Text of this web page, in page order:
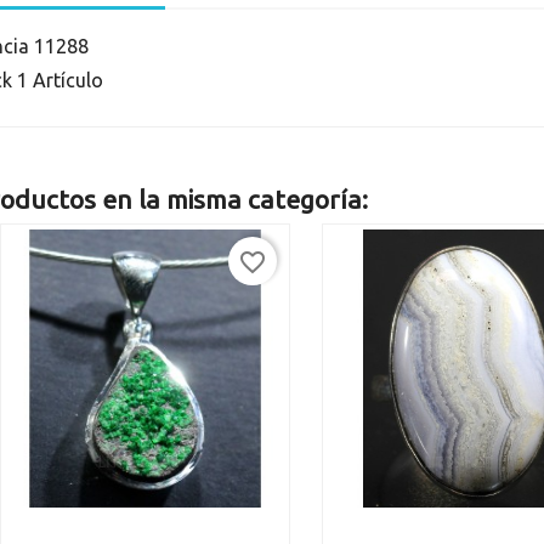
11288
1 Artículo
en la misma categoría:
favorite_border